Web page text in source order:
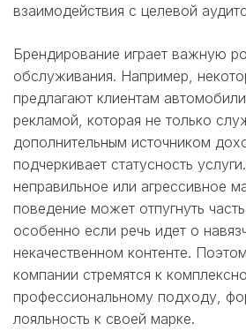
взаимодействия с целевой
Брендирование играет важную
обслуживания. Например,
предлагают клиентам
рекламой, которая не только
дополнительным источником
подчеркивает статусность
неправильное или агрессивное
поведение может отпугнуть часть
особенно если речь идет о
некачественном контенте.
компании стремятся к
профессиональному подходу,
лояльность к своей марке.